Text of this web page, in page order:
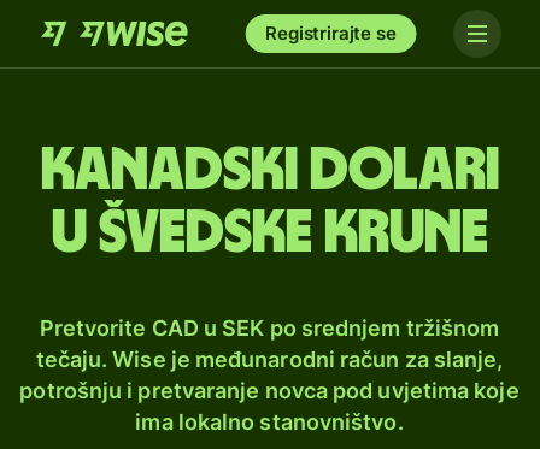
Registrirajte se
Kanadski dolari
u švedske krune
Pretvorite CAD u SEK po srednjem tržišnom
tečaju. Wise je međunarodni račun za slanje,
potrošnju i pretvaranje novca pod uvjetima koje
ima lokalno stanovništvo.